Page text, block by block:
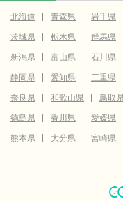
北海道 青森県 岩手県
茨城県
栃木県 群馬県
新潟県
富山県 石川県
静岡県
愛知県 三重県
奈良県
和歌山県 鳥取
徳島県
香川県 愛媛県
熊本県
大分県 宮崎県